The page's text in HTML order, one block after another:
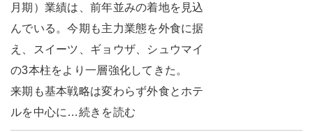
月期）業績は、前年並みの着地を見込
んでいる。今期も主力業態を外食に据
え、スイーツ、ギョウザ、シュウマイ
の3本柱をより一層強化してきた。
来期も基本戦略は変わらず外食とホテ
ルを中心に…続きを読む